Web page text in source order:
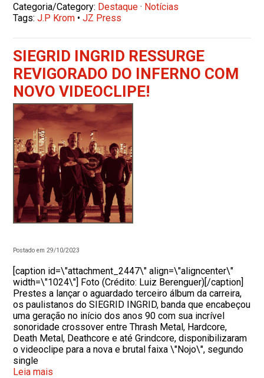
Categoria/Category: Destaque · Notícias
Tags:J.P Krom •JZ Press
SIEGRID INGRID RESSURGE
REVIGORADO DO INFERNO COM
NOVO VIDEOCLIPE!
Postado em 29/10/2023
[caption id=\"attachment_2447\" align=\"aligncenter\"
width=\"1024\"] Foto (Crédito: Luiz Berenguer)[/caption]
Prestes a lançar o aguardado terceiro álbum da carreira,
os paulistanos do SIEGRID INGRID, banda que encabeçou
uma geração no início dos anos 90 com sua incrível
sonoridade crossover entre Thrash Metal, Hardcore,
Death Metal, Deathcore e até Grindcore, disponibilizaram
o videoclipe para a nova e brutal faixa \"Nojo\", segundo
single
Leia mais